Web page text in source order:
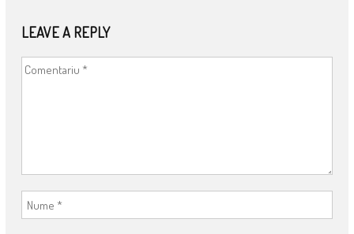
LEAVE A REPLY